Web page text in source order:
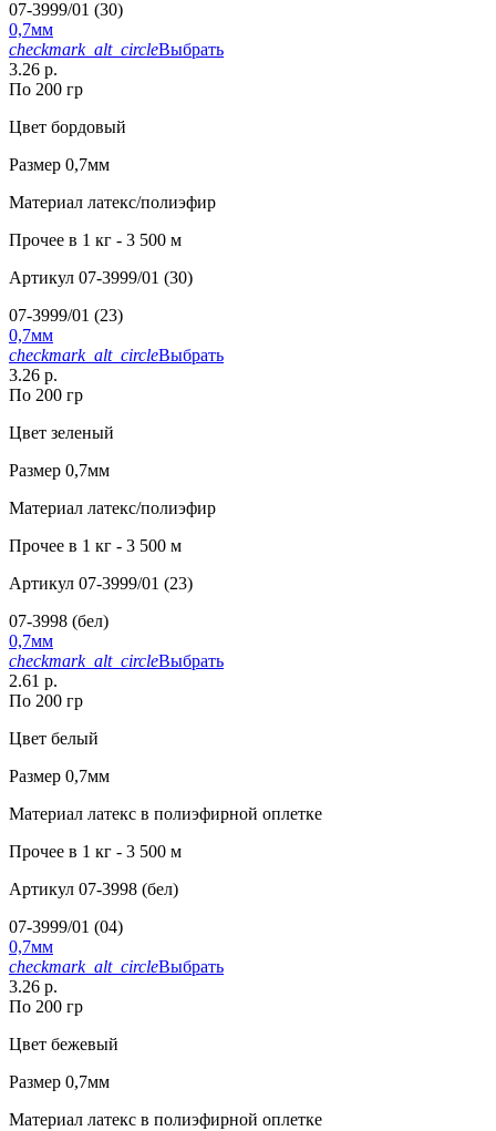
07-3999/01 (30)
0,7мм
checkmark_alt_circleВыбрать
3.26 р.
По 200 гр
Цвет бордовый
Размер 0,7мм
Материал латекс/полиэфир
Прочее в 1 кг - 3 500 м
Артикул 07-3999/01 (30)
07-3999/01 (23)
0,7мм
checkmark_alt_circleВыбрать
3.26 р.
По 200 гр
Цвет зеленый
Размер 0,7мм
Материал латекс/полиэфир
Прочее в 1 кг - 3 500 м
Артикул 07-3999/01 (23)
07-3998 (бел)
0,7мм
checkmark_alt_circleВыбрать
2.61 р.
По 200 гр
Цвет белый
Размер 0,7мм
Материал латекс в полиэфирной оплетке
Прочее в 1 кг - 3 500 м
Артикул 07-3998 (бел)
07-3999/01 (04)
0,7мм
checkmark_alt_circleВыбрать
3.26 р.
По 200 гр
Цвет бежевый
Размер 0,7мм
Материал латекс в полиэфирной оплетке